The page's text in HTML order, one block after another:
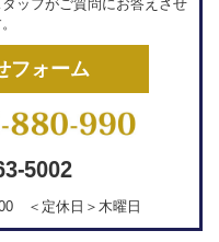
ッフがご質問にお答えさせ
フォーム
5002
＜定休日＞木曜日